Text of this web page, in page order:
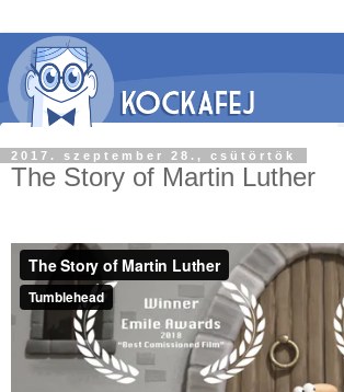
2017. szeptember 28., csütörtök
The Story of Martin Luther